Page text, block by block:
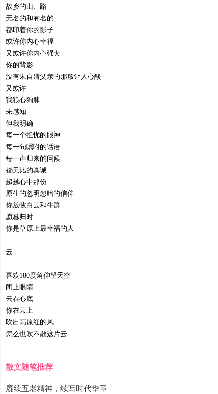
故乡的山、路
无名的和有名的
都印着你的影子
或许你内心幸福
又或许你内心强大
你的背影
没有朱自清父亲的那般让人心酸
又或许
我狼心狗肺
未感知
但我明确
每一个担忧的眼神
每一句嘱咐的话语
每一声归来的问候
都无比的真诚
超越心中那份
原生的忽明忽暗的信仰
你放牧白云和牛群
愿暮归时
你是草原上最幸福的人
云
喜欢180度角仰望天空
闭上眼睛
云在心底
你在云上
吹出高原红的风
怎么也吹不散这片云
散文随笔推荐
赓续五老精神，续写时代华章